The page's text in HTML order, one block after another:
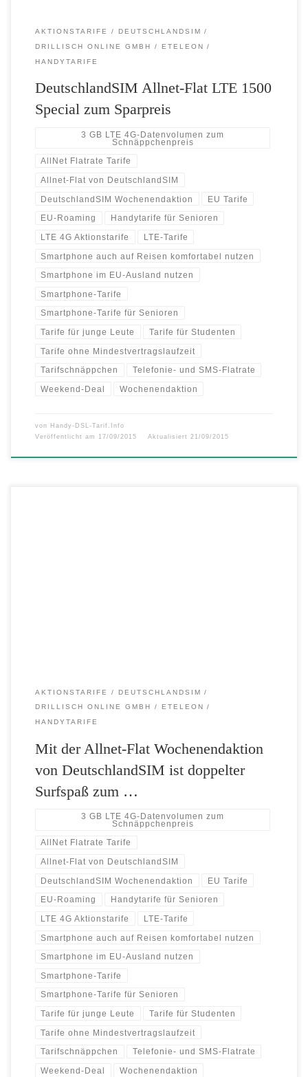
AKTIONSTARIFE
DEUTSCHLANDSIM
DRILLISCH ONLINE GMBH
ETELEON
HANDYTARIFE
DeutschlandSIM Allnet-Flat LTE 1500
Special zum Sparpreis
3 GB LTE 4G-Datenvolumen zum
Schnäppchenpreis
AllNet Flatrate Tarife
Allnet-Flat von DeutschlandSIM
DeutschlandSIM Wochenendaktion EU Tarife
EU-Roaming Handytarife für Senioren
LTE 4G Aktionstarife LTE-Tarife
Smartphone auch auf Reisen komfortabel nutzen
Smartphone im EU-Ausland nutzen
Smartphone-Tarife
Smartphone-Tarife für Senioren
Tarife für junge Leute Tarife für Studenten
Tarife ohne Mindestvertragslaufzeit
Tarifschnäppchen Telefonie- und SMS-Flatrate
Weekend-Deal Wochenendaktion
von Handy-DSL-Tarif.Info
Veröffentlicht am
17/09/2015 Aktualisiert 21/09/2015
AKTIONSTARIFE
DEUTSCHLANDSIM
DRILLISCH ONLINE GMBH
ETELEON
HANDYTARIFE
Mit der Allnet-Flat Wochenendaktion
von DeutschlandSIM ist doppelter
Surfspaß zum …
3 GB LTE 4G-Datenvolumen zum
Schnäppchenpreis
AllNet Flatrate Tarife
Allnet-Flat von DeutschlandSIM
DeutschlandSIM Wochenendaktion EU Tarife
EU-Roaming Handytarife für Senioren
LTE 4G Aktionstarife LTE-Tarife
Smartphone auch auf Reisen komfortabel nutzen
Smartphone im EU-Ausland nutzen
Smartphone-Tarife
Smartphone-Tarife für Senioren
Tarife für junge Leute Tarife für Studenten
Tarife ohne Mindestvertragslaufzeit
Tarifschnäppchen Telefonie- und SMS-Flatrate
Weekend-Deal Wochenendaktion